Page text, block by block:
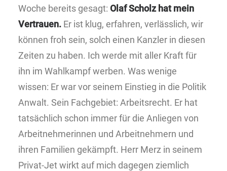
Woche bereits gesagt: Olaf Scholz hat mein
Vertrauen. Er ist klug, erfahren, verlässlich, wir
können froh sein, solch einen Kanzler in diesen
Zeiten zu haben. Ich werde mit aller Kraft für
ihn im Wahlkampf werben. Was wenige
wissen: Er war vor seinem Einstieg in die Politik
Anwalt. Sein Fachgebiet: Arbeitsrecht. Er hat
tatsächlich schon immer für die Anliegen von
Arbeitnehmerinnen und Arbeitnehmern und
ihren Familien gekämpft. Herr Merz in seinem
Privat-Jet wirkt auf mich dagegen ziemlich